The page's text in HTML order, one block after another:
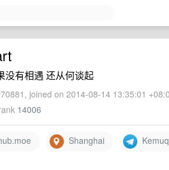
没有相遇 还从何谈起
joined on 2014-08-14 13:35:01
14006
Shanghai